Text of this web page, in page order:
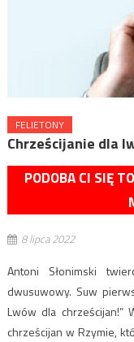
FELIETONY
Chrześcijanie dla
PODOBA CI SIĘ
8 lipca 2022
Antoni Słonimski
dwusuwowy. Suw
Lwów dla chrześcijan!”
chrześcijan w Rzymie,